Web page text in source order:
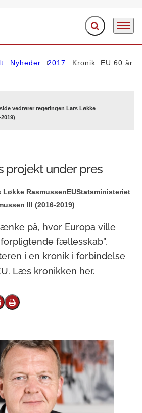
Fold søgefelt ud
Menu
Nyheder 2017 Kronik: EU 60 år
vedrører regeringen Lars Løkke
projekt under pres
Løkke RasmussenEUStatsministeriet
III (2016-2019)
på, hvor Europa ville
fællesskab”,
i en kronik i forbindelse
Læs kronikken her.
email
Print